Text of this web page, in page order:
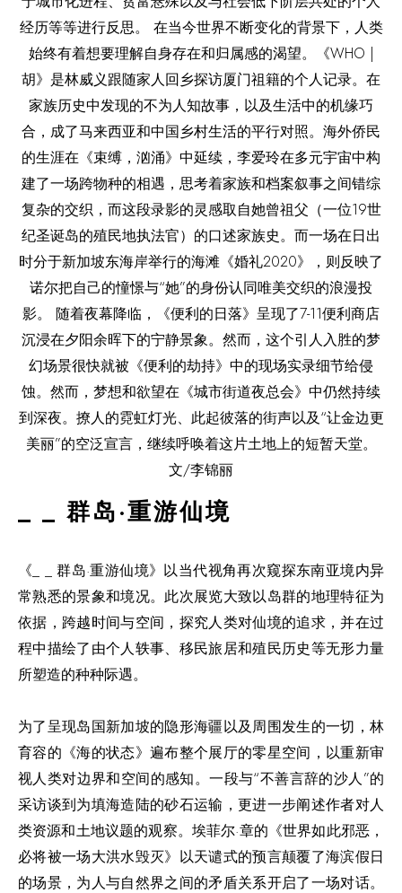
_ _ 群岛·重游仙境
《 _ _群岛·重游仙境》以当代视角再次窥探东南亚境内异
常熟悉的景象和境况。此次展览大致以岛群的地理特征为
依据，跨越时间与空间，探究人类对仙境的追求，并在过
程中描绘了由个人轶事、移民旅居和殖民历史等无形力量
所塑造的种种际遇。
为了呈现岛国新加坡的隐形海疆以及周围发生的一切，林
育容的 《海的状态》遍布整个展厅的零星空间，以重新审
视人类对边界和空间的感知。一段与“不善言辞的沙人”的
采访谈到为填海造陆的砂石运输 ，更进一步阐述作者对人
类资源和土地议题的观察。埃菲尔·章的《世界如此邪恶，
必将被一场大洪水毁灭》以天谴式的预言颠覆了海滨假日
的场景，为人与自然界之间的矛盾关系开启了一场对话。